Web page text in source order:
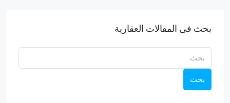
بحث فى المقالات العقارية
بحث